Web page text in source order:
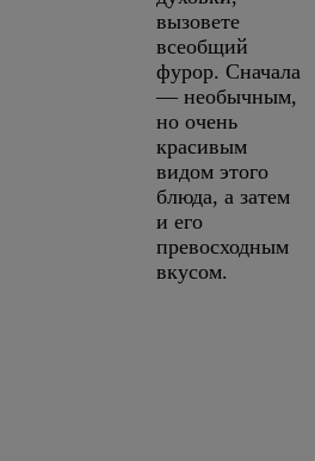
вызовете
всеобщий
фурор. Сначала
— необычным,
но очень
красивым
видом этого
блюда, а затем
и его
превосходным
вкусом.